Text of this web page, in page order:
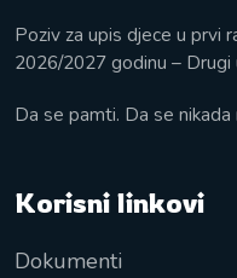
Poziv za upis djece u prvi
2026/2027 godinu – Drugi
Da se pamti. Da se nikada
Korisni linkovi
Dokumenti